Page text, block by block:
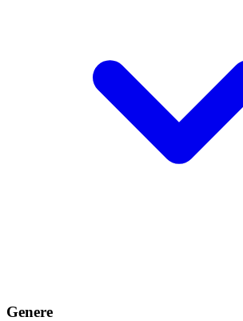
Genere